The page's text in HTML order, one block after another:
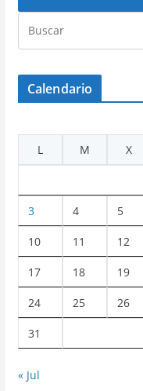
Calendario
L
M X
3 4 5
10 11 12
17 18 19
24 25 26
31
« Jul